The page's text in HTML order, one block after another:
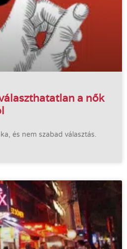
a nők
és nem szabad választás.